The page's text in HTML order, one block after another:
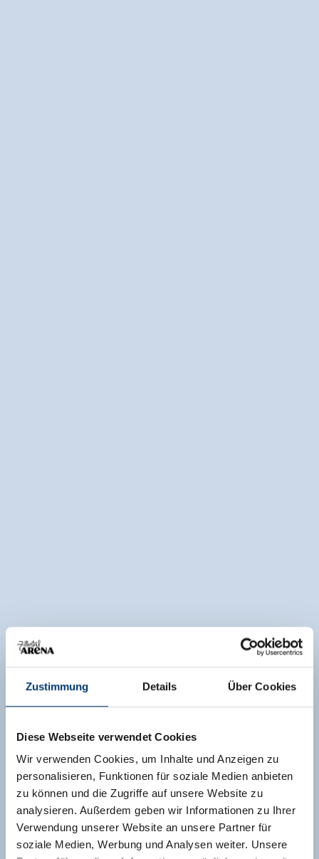
Zustimmung Details Über Cookies
Diese Webseite verwendet Cookies
Wir verwenden Cookies, um Inhalte und Anzeigen zu
personalisieren, Funktionen für soziale Medien anbieten
zu können und die Zugriffe auf unsere Website zu
analysieren. Außerdem geben wir Informationen zu Ihrer
Verwendung unserer Website an unsere Partner für
soziale Medien, Werbung und Analysen weiter. Unsere